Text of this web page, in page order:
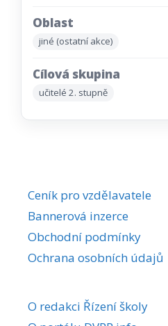
Oblast
jiné (ostatní akce)
Cílová skupina
učitelé 2. stupně
Ceník pro vzdělavatele
Bannerová inzerce
Obchodní podmínky
Ochrana osobních údajů
O redakci Řízení školy